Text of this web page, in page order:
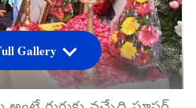
Gallery